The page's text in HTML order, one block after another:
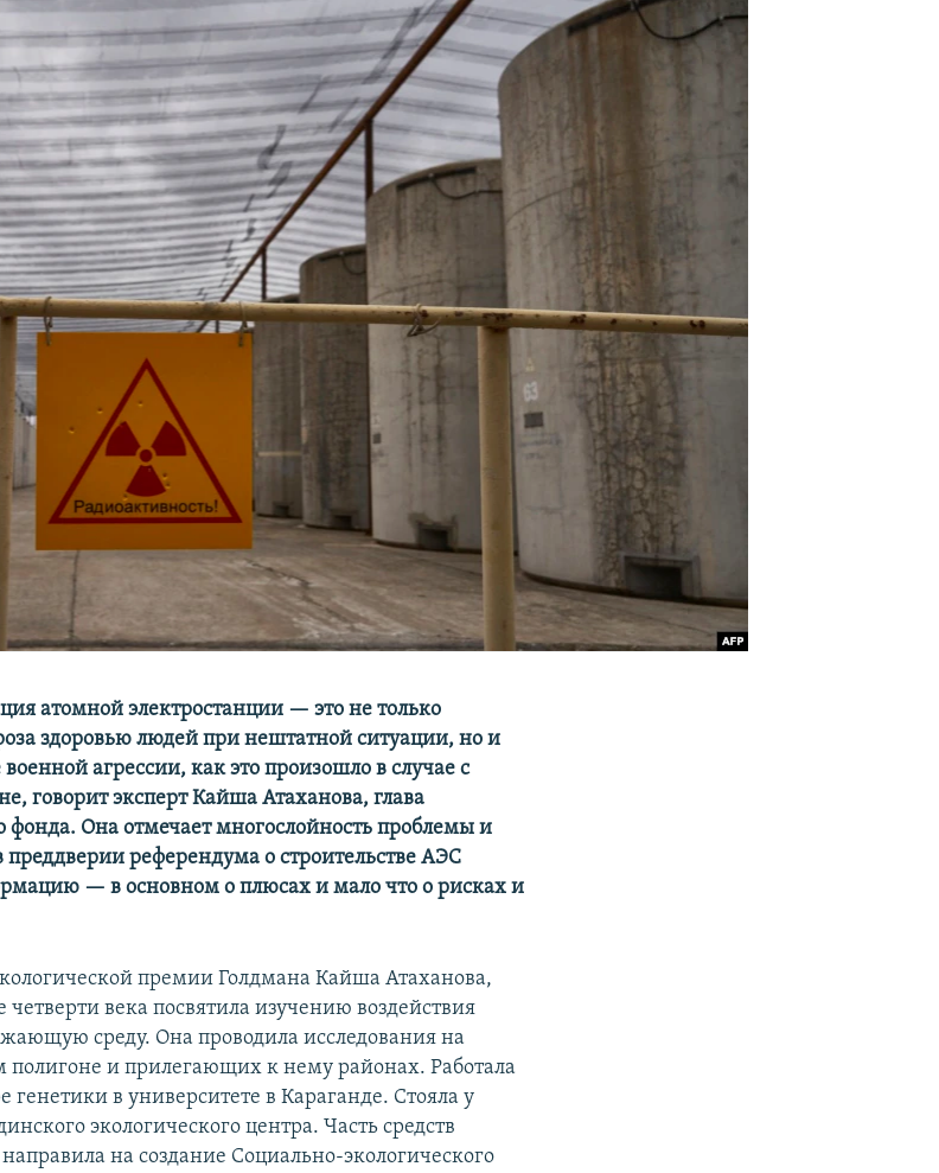
атомной электростанции — это не только
здоровью людей при нештатной ситуации, но и
агрессии, как это произошло в случае с
говорит эксперт Кайша Атаханова, глава
фонда. Она отмечает многослойность проблемы и
преддверии референдума о строительстве АЭС
— в основном о плюсах и мало что о рисках и
премии Голдмана Кайша Атаханова,
четверти века посвятила изучению воздействия
среду. Она проводила исследования на
и прилегающих к нему районах. Работала
генетики в университете в Караганде. Стояла у
экологического центра. Часть средств
на создание Социально-экологического